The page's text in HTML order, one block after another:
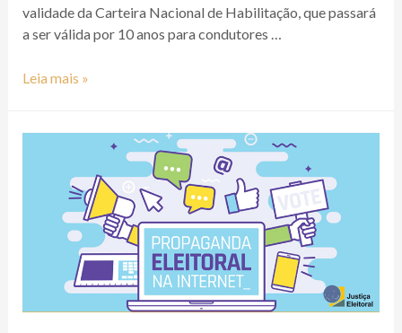
validade da Carteira Nacional de Habilitação, que passará
a ser válida por 10 anos para condutores …
Leia mais »